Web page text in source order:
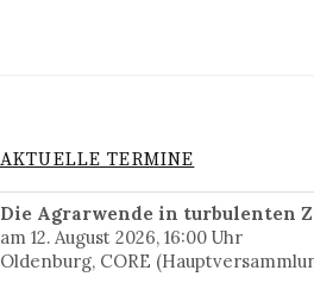
AKTUELLE TERMINE
Die Agrarwende in turbulenten
am 12. August 2026, 16:00 Uhr
Oldenburg, CORE